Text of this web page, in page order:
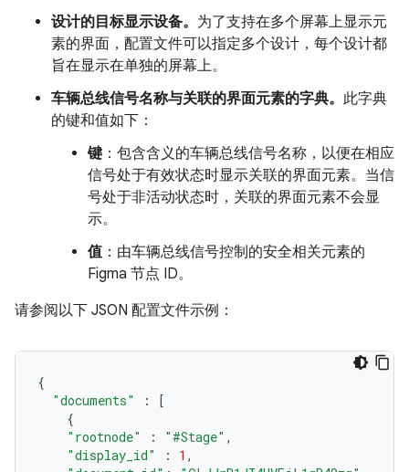
设计的目标显示设备。 为了支持在多个屏幕上显示元
素的界面，配置文件可以指定多个设计，每个设计都
旨在显示在单独的屏幕上。
车辆总线信号名称与关联的界面元素的字典。 此字典
的键和值如下：
键 ：包含含义的车辆总线信号名称，以便在相应
信号处于有效状态时显示关联的界面元素。当信
号处于非活动状态时，关联的界面元素不会显
示。
值：由车辆总线信号控制的安全相关元素的
Figma 节点 ID。
请参阅以下 JSON 配置文件示例：
{
"documents"
:
[
{
"rootnode"
: "#Stage" ,
"display_id"
: 1 ,